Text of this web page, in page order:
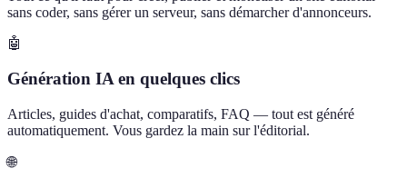
sans coder, sans gérer un serveur, sans démarcher d'annonceurs.
🤖
Génération IA en quelques clics
Articles, guides d'achat, comparatifs, FAQ — tout est généré
automatiquement. Vous gardez la main sur l'éditorial.
🌐